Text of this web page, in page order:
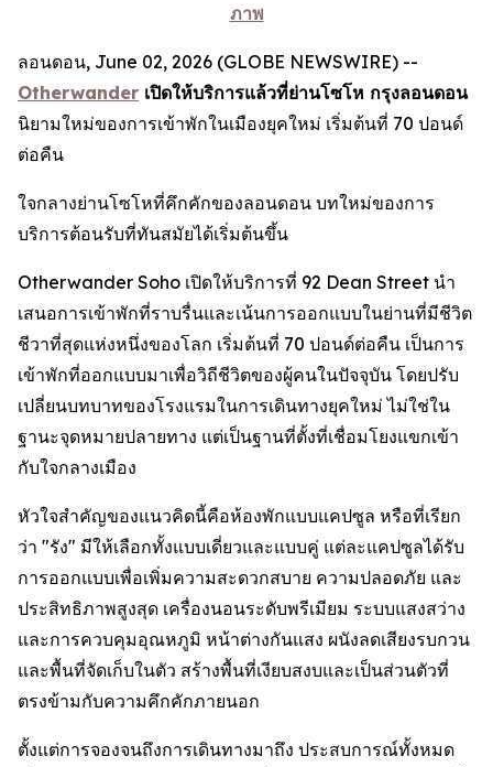
ภาพ
ลอนดอน, June 02, 2026 (GLOBE NEWSWIRE) --
Otherwander เปิดให้บริการแล้วที่ย่านโซโห กรุงลอนดอน
นิยามใหม่ของการเข้าพักในเมืองยุคใหม่ เริ่มต้นที่ 70 ปอนด์
ต่อคืน
ใจกลางย่านโซโหที่คึกคักของลอนดอน บทใหม่ของการ
บริการต้อนรับที่ทันสมัยได้เริ่มต้นขึ้น
Otherwander Soho เปิดให้บริการที่ 92 Dean Street นำ
เสนอการเข้าพักที่ราบรื่นและเน้นการออกแบบในย่านที่มีชีวิต
ชีวาที่สุดแห่งหนึ่งของโลก เริ่มต้นที่ 70 ปอนด์ต่อคืน เป็นการ
เข้าพักที่ออกแบบมาเพื่อวิถีชีวิตของผู้คนในปัจจุบัน โดยปรับ
เปลี่ยนบทบาทของโรงแรมในการเดินทางยุคใหม่ ไม่ใช่ใน
ฐานะจุดหมายปลายทาง แต่เป็นฐานที่ตั้งที่เชื่อมโยงแขกเข้า
กับใจกลางเมือง
หัวใจสำคัญของแนวคิดนี้คือห้องพักแบบแคปซูล หรือที่เรียก
ว่า "รัง" มีให้เลือกทั้งแบบเดี่ยวและแบบคู่ แต่ละแคปซูลได้รับ
การออกแบบเพื่อเพิ่มความสะดวกสบาย ความปลอดภัย และ
ประสิทธิภาพสูงสุด เครื่องนอนระดับพรีเมียม ระบบแสงสว่าง
และการควบคุมอุณหภูมิ หน้าต่างกันแสง ผนังลดเสียงรบกวน
และพื้นที่จัดเก็บในตัว สร้างพื้นที่เงียบสงบและเป็นส่วนตัวที่
ตรงข้ามกับความคึกคักภายนอก
ตั้งแต่การจองจนถึงการเดินทางมาถึง ประสบการณ์ทั้งหมด